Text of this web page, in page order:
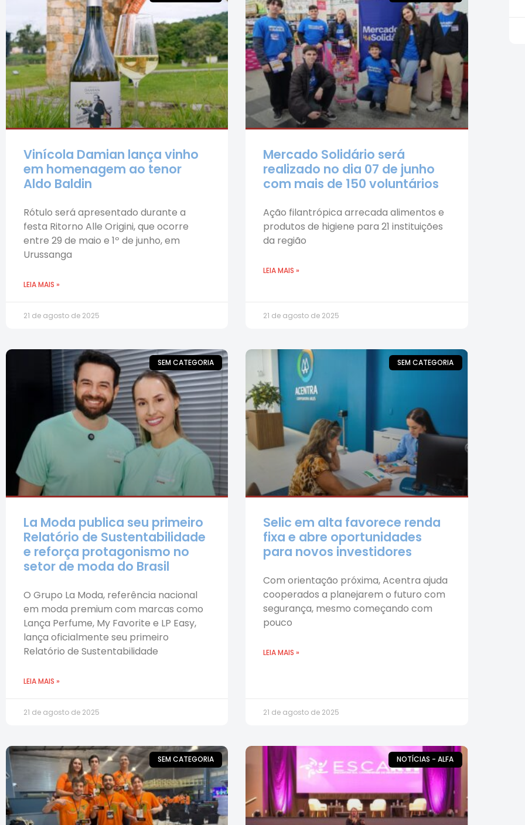
Vinícola Damian lança vinho
em homenagem ao tenor
Aldo Baldin
Rótulo será apresentado durante a
festa Ritorno Alle Origini, que ocorre
entre 29 de maio e 1º de junho, em
Urussanga
LEIA MAIS »
21 de agosto de 2025
Mercado Solidário será
realizado no dia 07 de junho
com mais de 150 voluntários
Ação filantrópica arrecada alimentos e
produtos de higiene para 21 instituições
da região
LEIA MAIS »
21 de agosto de 2025
SEM CATEGORIA
La Moda publica seu primeiro
Relatório de Sustentabilidade
e reforça protagonismo no
setor de moda do Brasil
O Grupo La Moda, referência nacional
em moda premium com marcas como
Lança Perfume, My Favorite e LP Easy,
lança oficialmente seu primeiro
Relatório de Sustentabilidade
LEIA MAIS »
21 de agosto de 2025
SEM CATEGORIA
Selic em alta favorece renda
fixa e abre oportunidades
para novos investidores
Com orientação próxima, Acentra ajuda
cooperados a planejarem o futuro com
segurança, mesmo começando com
pouco
LEIA MAIS »
21 de agosto de 2025
SEM CATEGORIA NOTÍCIAS - ALFA